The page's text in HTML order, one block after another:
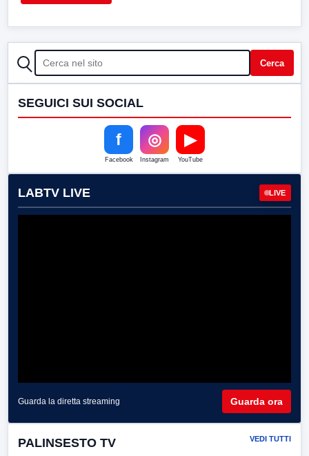
CERCA Cerca
SEGUICI SUI SOCIAL
f
Facebook
◎
Instagram
▶
YouTube
LABTV LIVE LIVE
Guarda la diretta streaming Guarda ora
PALINSESTO TV VEDI TUTTI